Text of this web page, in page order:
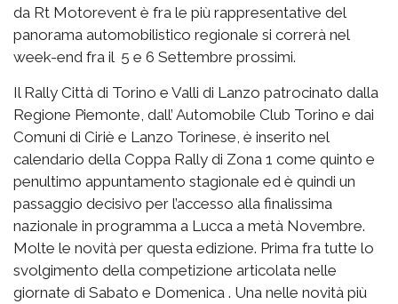
da Rt Motorevent è fra le più rappresentative del
panorama automobilistico regionale si correrà nel
week-end fra il 5 e 6 Settembre prossimi.
Il Rally Città di Torino e Valli di Lanzo patrocinato dalla
Regione Piemonte, dall’ Automobile Club Torino e dai
Comuni di Ciriè e Lanzo Torinese, è inserito nel
calendario della Coppa Rally di Zona 1 come quinto e
penultimo appuntamento stagionale ed è quindi un
passaggio decisivo per l’accesso alla finalissima
nazionale in programma a Lucca a metà Novembre.
Molte le novità per questa edizione. Prima fra tutte lo
svolgimento della competizione articolata nelle
giornate di Sabato e Domenica . Una nelle novità più